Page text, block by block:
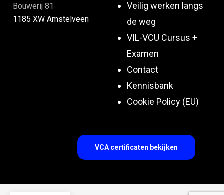
Bouwerij 81
1185 XW Amstelveen
Veilig werken langs
de weg
VIL-VCU Cursus +
Examen
Contact
Kennisbank
Cookie Policy (EU)
VCA certificaten bekijken